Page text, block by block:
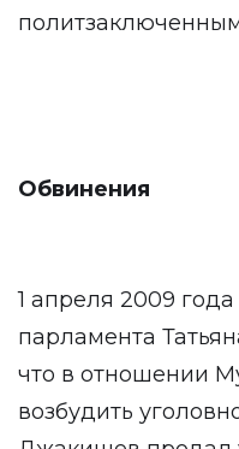
Обвинения
1 апреля 2009
парламента
что в отношении
возбудить